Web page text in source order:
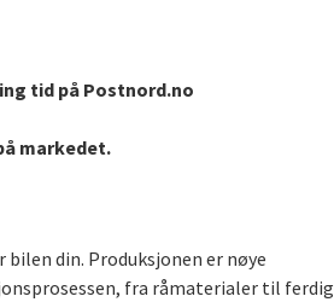
tid på Postnord.no
markedet.
din. Produksjonen er nøye
fra råmaterialer til ferdig